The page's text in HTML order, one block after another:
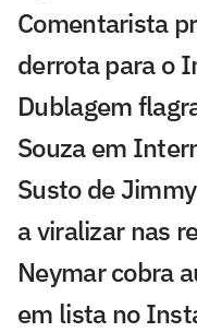
Comentarista
derrota para o
Dublagem
Souza em
Susto de
a viralizar nas
Neymar cobra
em lista no